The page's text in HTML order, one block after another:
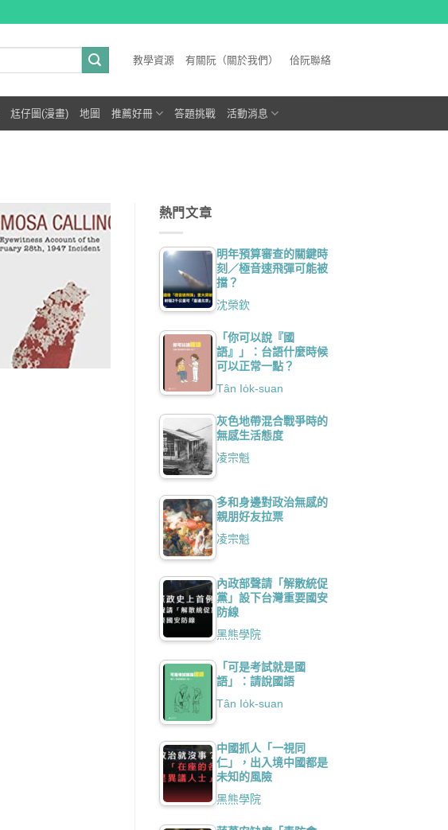
教學資源 有關阮（關於我們） 佮阮聯絡
尪仔圖(漫畫) 地圖 推薦好冊 答題挑戰 活動消息
熱門文章
明年預算審查的關鍵時
刻／極音速飛彈可能被
擋？
沈榮欽
「你可以說『國
語』」：台語什麼時候
可以正常一點？
Tân Io̍k-suan
灰色地帶混合戰爭時的
無感生活態度
凌宗魁
多和身邊對政治無感的
親朋好友拉票
凌宗魁
內政部聲請「解散統促
黨」設下台灣重要國安
防線
黑熊學院
「可是考試就是國
語」：請說國語
Tân Io̍k-suan
中國抓人「一視同
仁」，出入境中國都是
未知的風險
黑熊學院